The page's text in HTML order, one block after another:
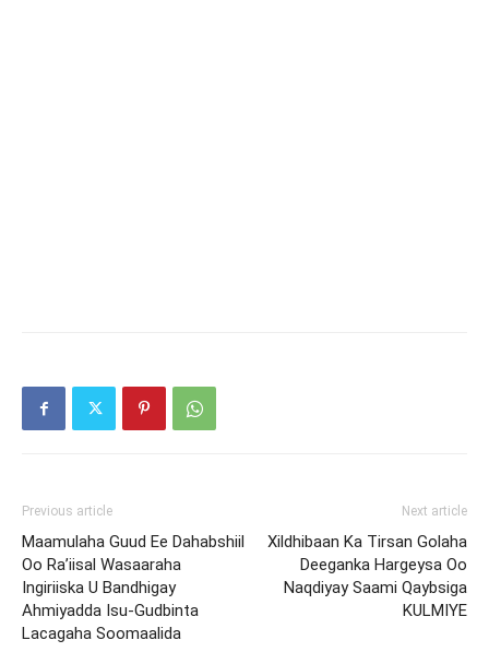
Previous article
Maamulaha Guud Ee Dahabshiil
Oo Ra’iisal Wasaaraha
Ingiriiska U Bandhigay
Ahmiyadda Isu-Gudbinta
Lacagaha Soomaalida
Next article
Xildhibaan Ka Tirsan Golaha
Deeganka Hargeysa Oo
Naqdiyay Saami Qaybsiga
KULMIYE